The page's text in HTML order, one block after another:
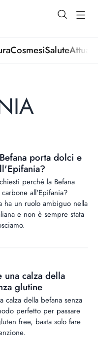
open
CosmesiSalute
porta dolci e
perché la Befana
all'Epifania?
ha un ruolo ambiguo nella
e non è sempre stata
una calza della
glutine
calza della befana senza
perfetto per passare
free, basta solo fare